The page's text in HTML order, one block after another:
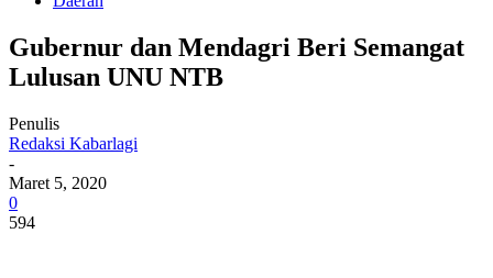
Gubernur dan Mendagri Beri Semangat
Lulusan UNU NTB
Penulis
Redaksi Kabarlagi
-
Maret 5, 2020
0
594